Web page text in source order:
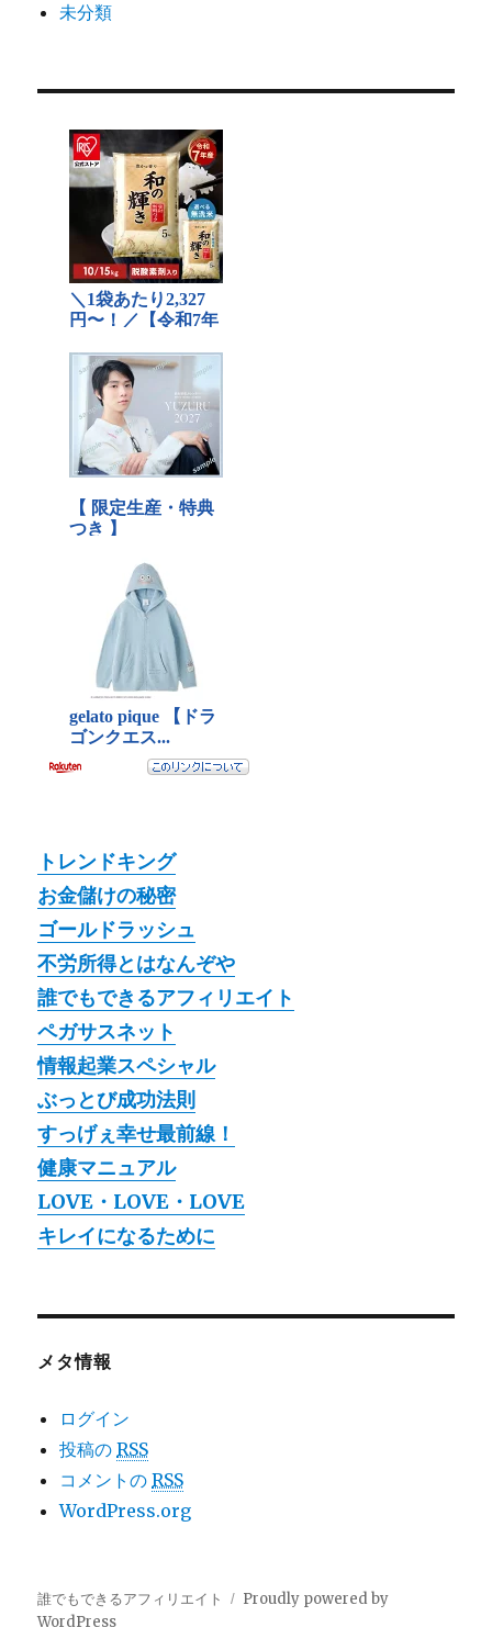
未分類
トレンドキング
お金儲けの秘密
ゴールドラッシュ
不労所得とはなんぞや
誰でもできるアフィリエイト
ペガサスネット
情報起業スペシャル
ぶっとび成功法則
すっげぇ幸せ最前線！
健康マニュアル
LOVE・LOVE・LOVE
キレイになるために
メタ情報
ログイン
投稿のRSS
コメントのRSS
WordPress.org
誰でもできるアフィリエイト
Proudly powered by
WordPress